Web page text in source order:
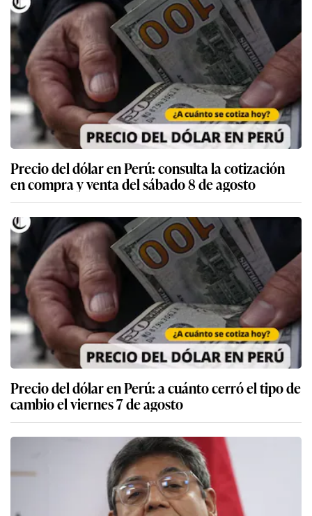
Precio del dólar en Perú: consulta la cotización
en compra y venta del sábado 8 de agosto
Precio del dólar en Perú: a cuánto cerró el tipo de
cambio el viernes 7 de agosto